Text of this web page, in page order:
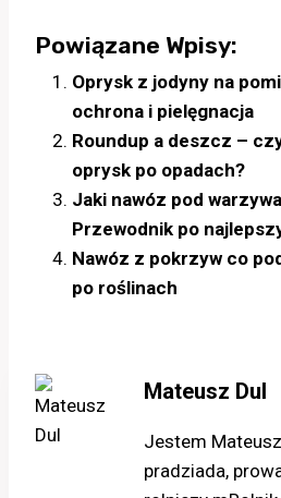
Powiązane Wpisy:
Oprysk z jodyny na
ochrona i pielęgnacja
Roundup a deszcz –
oprysk po opadach?
Jaki nawóz pod
Przewodnik po
Nawóz z pokrzyw co
po roślinach
Mateusz Dul
Jestem
pradziada,